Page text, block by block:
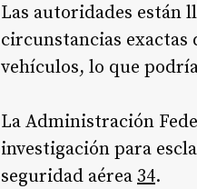
Las autoridades están
circunstancias exactas
vehículos, lo que
La Administración
investigación para
seguridad aérea 34.